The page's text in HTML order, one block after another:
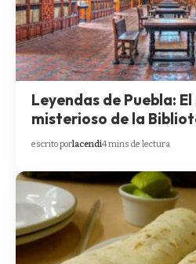
Leyendas de Puebla:
misterioso de la
escrito porlacendi4 mins de lectura